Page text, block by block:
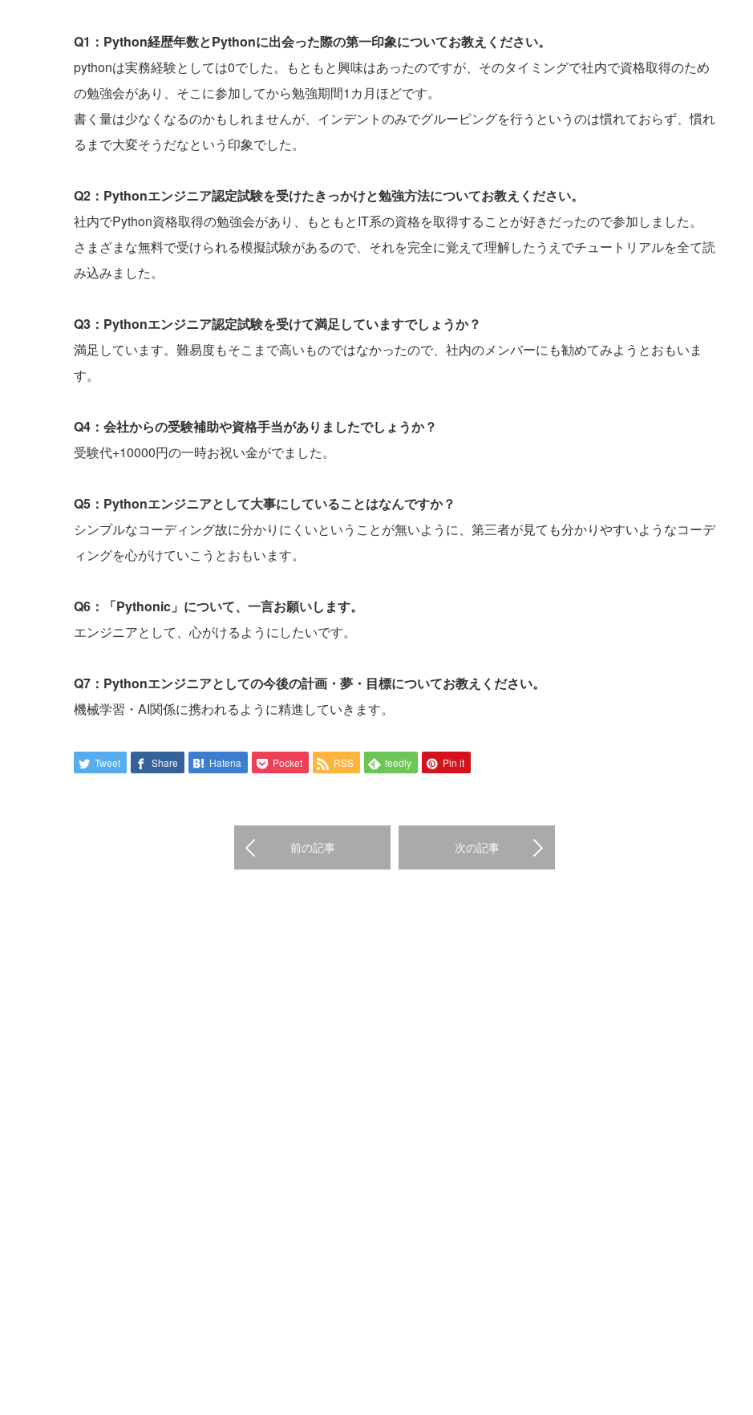
Q1：Python経歴年数とPythonに出会った際の第一印象についてお教えください。
pythonは実務経験としては0でした。もともと興味はあったのですが、そのタイミングで社内で資格取得のため
の勉強会があり、そこに参加してから勉強期間1カ月ほどです。
書く量は少なくなるのかもしれませんが、インデントのみでグルーピングを行うというのは慣れておらず、慣れ
るまで大変そうだなという印象でした。
Q2：Pythonエンジニア認定試験を受けたきっかけと勉強方法についてお教えください。
社内でPython資格取得の勉強会があり、もともとIT系の資格を取得することが好きだったので参加しました。
さまざまな無料で受けられる模擬試験があるので、それを完全に覚えて理解したうえでチュートリアルを全て読
み込みました。
Q3：Pythonエンジニア認定試験を受けて満足していますでしょうか？
満足しています。難易度もそこまで高いものではなかったので、社内のメンバーにも勧めてみようとおもいま
す。
Q4：会社からの受験補助や資格手当がありましたでしょうか？
受験代+10000円の一時お祝い金がでました。
Q5：Pythonエンジニアとして大事にしていることはなんですか？
シンプルなコーディング故に分かりにくいということが無いように、第三者が見ても分かりやすいようなコーデ
ィングを心がけていこうとおもいます。
Q6：「Pythonic」について、一言お願いします。
エンジニアとして、心がけるようにしたいです。
Q7：Pythonエンジニアとしての今後の計画・夢・目標についてお教えください。
機械学習・AI関係に携われるように精進していきます。
Tweet Share Hatena Pocket RSS feedly Pin it
前の記事 次の記事